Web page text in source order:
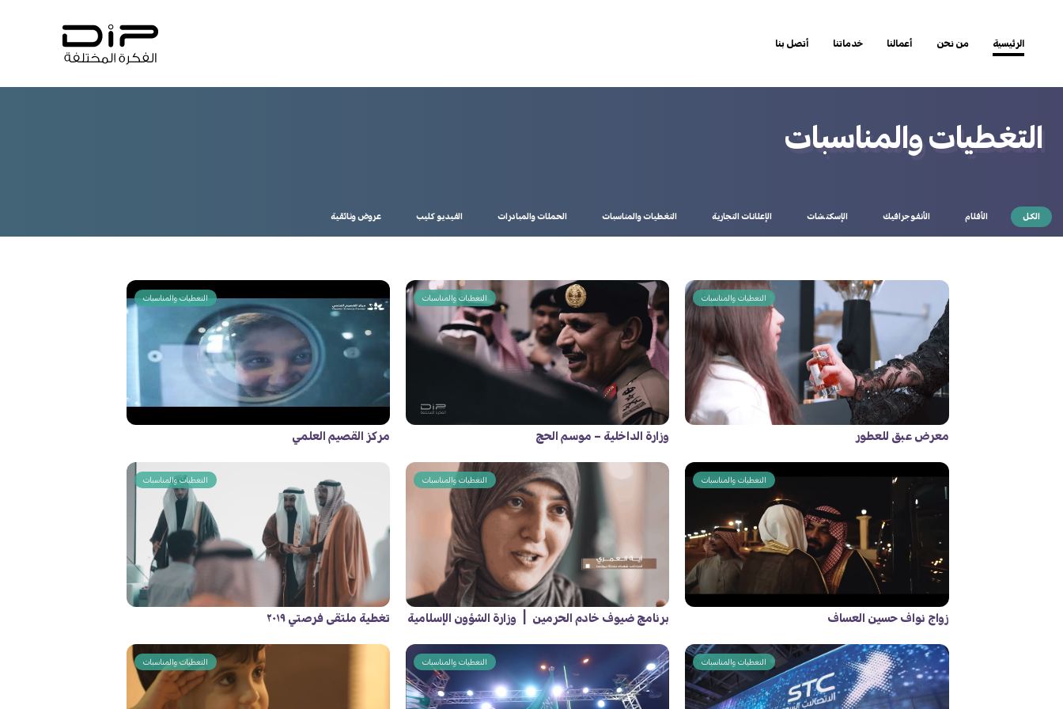
الرئيسية من نحن أعمالنا خدماتنا أتصل بنا
التغطيات والمناسبات
الكل الأفلام الأنفوجرافيك الإسكتشات الإعلانات التجارية التغطيات والمناسبات الحملات والمبادرات الفيديو كليب عروض وثائقية
التغطيات والمناسبات
معرض عبق للعطور
التغطيات والمناسبات
وزارة الداخلية – موسم الحج
التغطيات والمناسبات
مركز القصيم العلمي
التغطيات والمناسبات
زواج نواف حسين العساف
التغطيات والمناسبات
برنامج ضيوف خادم الحرمين | وزارة الشؤون الإسلامية
التغطيات والمناسبات
تغطية ملتقى فرصتي ٢٠١٩
التغطيات والمناسبات التغطيات والمناسبات التغطيات والمناسبات